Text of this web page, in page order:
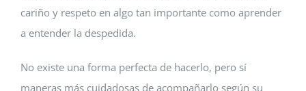
cariño y respeto en algo tan importante como aprender
a entender la despedida.
No existe una forma perfecta de hacerlo, pero sí
maneras más cuidadosas de acompañarlo según su